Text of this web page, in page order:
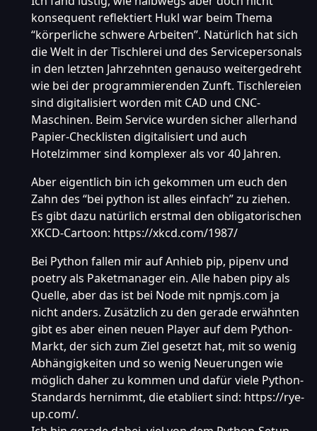
konsequent reflektiert Hukl war beim Thema
“körperliche schwere Arbeiten”. Natürlich hat sich
die Welt in der Tischlerei und des Servicepersonals
in den letzten Jahrzehnten genauso weitergedreht
wie bei der programmierenden Zunft. Tischlereien
sind digitalisiert worden mit CAD und CNC-
Maschinen. Beim Service wurden sicher allerhand
Papier-Checklisten digitalisiert und auch
Hotelzimmer sind komplexer als vor 40 Jahren.
Aber eigentlich bin ich gekommen um euch den
Zahn des “bei python ist alles einfach” zu ziehen.
Es gibt dazu natürlich erstmal den obligatorischen
XKCD-Cartoon: https://xkcd.com/1987/
Bei Python fallen mir auf Anhieb pip, pipenv und
poetry als Paketmanager ein. Alle haben pipy als
Quelle, aber das ist bei Node mit npmjs.com ja
nicht anders. Zusätzlich zu den gerade erwähnten
gibt es aber einen neuen Player auf dem Python-
Markt, der sich zum Ziel gesetzt hat, mit so wenig
Abhängigkeiten und so wenig Neuerungen wie
möglich daher zu kommen und dafür viele Python-
Standards hernimmt, die etabliert sind: https://rye-
up.com/.